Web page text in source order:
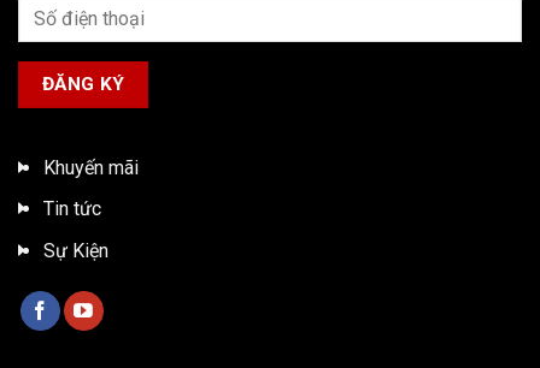
Khuyến mãi
Tin tức
Sự Kiện